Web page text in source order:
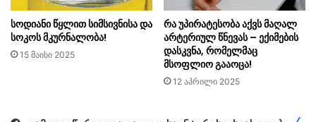
სოდიანი წყლით სიმსივნისა და
სოკოს მკურნალობა!
15 მაისი 2025
რა უპირატესობა აქვს მაღალ
არტერიულ წნევას – ექიმების
დასკვნა, რომელმაც
მსოფლიო გააოცა!
12 აპრილი 2025